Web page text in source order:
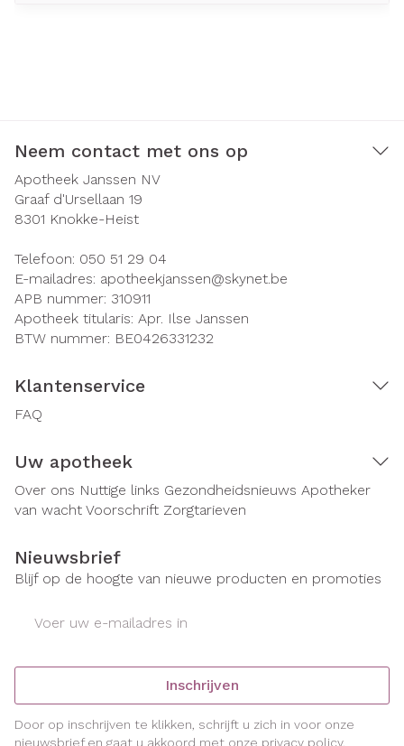
Neem contact met ons op
Apotheek Janssen NV
Graaf d'Ursellaan 19
8301 Knokke-Heist
Telefoon: 050 51 29 04
E-mailadres: apotheekjanssen@skynet.be
APB nummer: 310911
Apotheek titularis: Apr. Ilse Janssen
BTW nummer: BE0426331232
Klantenservice
FAQ
Uw apotheek
Over ons Nuttige links Gezondheidsnieuws Apotheker
van wacht Voorschrift Zorgtarieven
Nieuwsbrief
Blijf op de hoogte van nieuwe producten en promoties
Inschrijven
Door op inschrijven te klikken, schrijft u zich in voor onze
nieuwsbrief en gaat u akkoord met onze privacy policy.